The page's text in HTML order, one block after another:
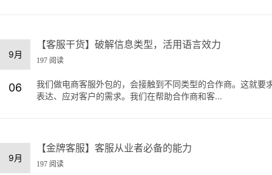
9月
06
【客服干货】破解信息类型，活用语言效力
197 阅读
我们做电商客服外包的，会接触到不同类型的合作商。这就
表达、应对客户的需求。我们在帮助合作商和客...
9月
【金牌客服】客服从业者必备的能力
197 阅读